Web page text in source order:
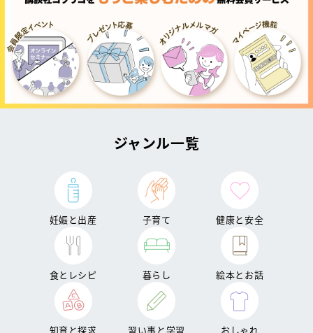
ジャンル一覧
妊娠と出産 子育て 健康と安全
食とレシピ 暮らし 絵本とお話
知育と探求 習い事と学習 おしゃれ